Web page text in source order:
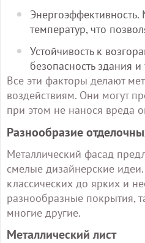
температур, что
Устойчивость к
безопасность здания
Все эти факторы делают
воздействиям. Они могут
при этом не нанося вреда
Разнообразие
Металлический фасад
смелые дизайнерские
классических до ярких и
разнообразные покрытия,
многие другие.
Металлический лист